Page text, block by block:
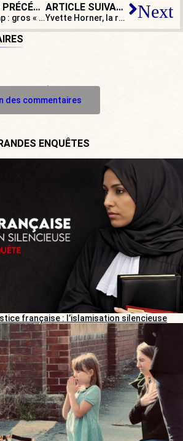
ARTICLE PRÉCÉDENT
Kim-Trump : gros « shake hand » et diplomatie hollywoodienne . Et après ?
ARTICLE SUIVANT
Yvette Horner, la reine du musette et des amoureux de la petite reine… Next
commentaire
des commentaires
ENQUÊTES
française : l’islamisation silencieuse